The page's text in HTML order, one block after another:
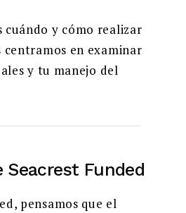
cuándo y cómo realizar
centramos en examinar
y tu manejo del
Seacrest Funded
pensamos que el